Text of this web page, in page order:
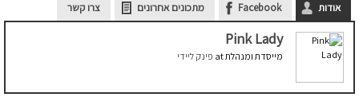
אודות Facebook מתכונים אחרונים צרו קשר
Pink Lady
מייסדת ומנהלת פינק ליידי